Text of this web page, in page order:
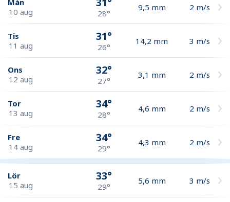
10 aug
28°
9,5 mm 2 m/s
Tis
11 aug
31°
26°
14,2 mm 3 m/s
Ons
12 aug
32°
27°
3,1 mm 2 m/s
Tor
13 aug
34°
28°
4,6 mm 2 m/s
Fre
14 aug
34°
29°
4,3 mm 2 m/s
Lör
15 aug
33°
29°
5,6 mm 3 m/s